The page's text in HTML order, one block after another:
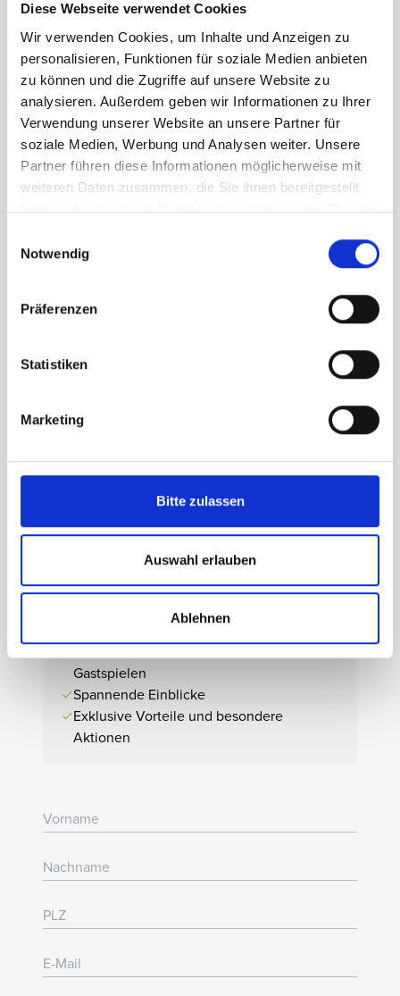
Diese Webseite verwendet Cookies
Wir verwenden Cookies, um Inhalte und Anzeigen zu
personalisieren, Funktionen für soziale Medien anbieten
zu können und die Zugriffe auf unsere Website zu
analysieren. Außerdem geben wir Informationen zu Ihrer
Verwendung unserer Website an unsere Partner für
soziale Medien, Werbung und Analysen weiter. Unsere
Partner führen diese Informationen möglicherweise mit
weiteren Daten zusammen, die Sie ihnen bereitgestellt
haben oder die sie im Rahmen Ihrer Nutzung der Dienste
Notwendig
Präferenzen
Statistiken
Marketing
Bitte zulassen
Auswahl erlauben
Ablehnen
FISM, auch bekannt als die Olympischen Spiele der
Zauberkunst.
INSTAGRAM
Newsletter
NEWSLETTER BRINGT DIE MAGIE DIREKT IN IHR
POSTFACH. JETZT ABONNIEREN UND KEINE
NEUIGKEITEN MEHR VERPASSEN.
Freuen Sie sich auf:
✓News zu Shows, Menüs, Premieren und
Gastspielen
✓Spannende Einblicke
✓Exklusive Vorteile und besondere
Aktionen